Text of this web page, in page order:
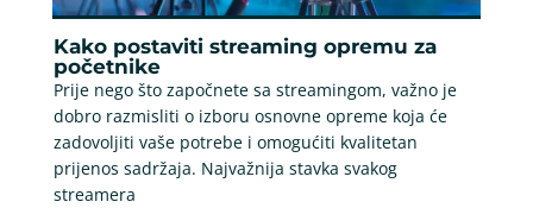
Kako postaviti streaming opremu za
početnike
Prije nego što započnete sa streamingom, važno je
dobro razmisliti o izboru osnovne opreme koja će
zadovoljiti vaše potrebe i omogućiti kvalitetan
prijenos sadržaja. Najvažnija stavka svakog
streamera